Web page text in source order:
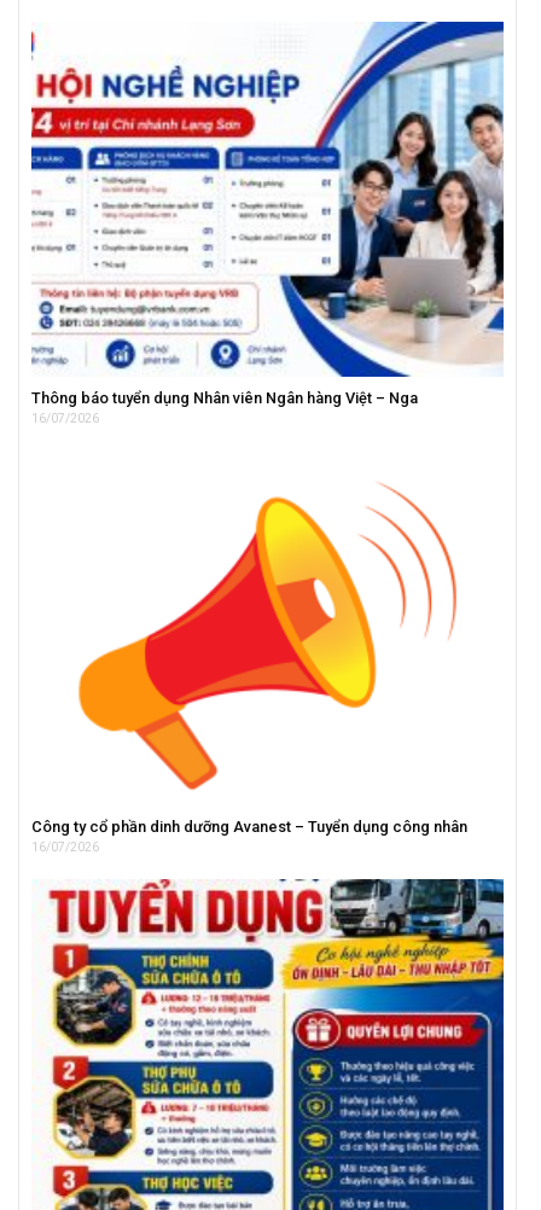
Thông báo tuyển dụng Nhân viên Ngân hàng Việt – Nga
16/07/2026
Công ty cổ phần dinh dưỡng Avanest – Tuyển dụng công nhân
16/07/2026